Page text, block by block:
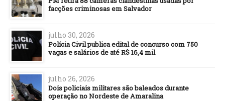
facções criminosas em Salvador
julho 30, 2026
Polícia Civil publica edital de concurso com 750
vagas e salários de até R$ 16,4 mil
julho 26, 2026
Dois policiais militares são baleados durante
operação no Nordeste de Amaralina